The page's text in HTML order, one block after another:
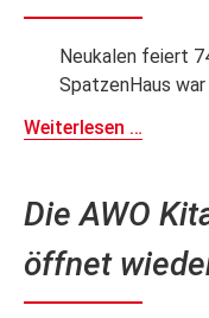
Neukalen feiert
SpatzenHaus
Weiterlesen …
das
Die AWO
öffnet